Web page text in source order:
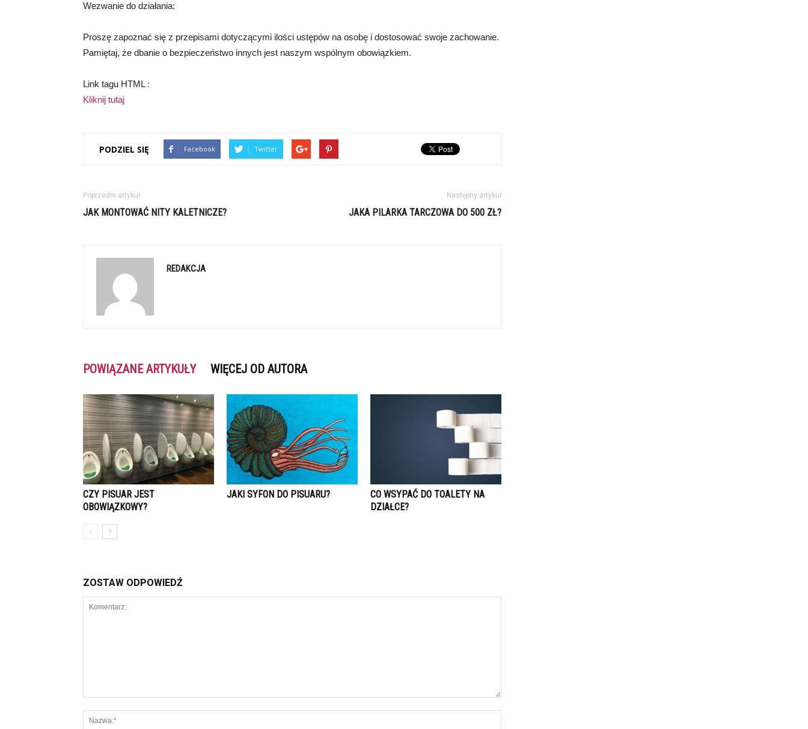
Wezwanie do działania:
Proszę zapoznać się z przepisami dotyczącymi ilości ustępów na osobę i dostosować swoje zachowanie.
Pamiętaj, że dbanie o bezpieczeństwo innych jest naszym wspólnym obowiązkiem.
Link tagu HTML :
Kliknij tutaj
PODZIEL SIĘ Facebook Twitter
Poprzedni artykuł
JAK MONTOWAĆ NITY KALETNICZE?
Następny artykuł
JAKA PILARKA TARCZOWA DO 500 ZŁ?
REDAKCJA
POWIĄZANE ARTYKUŁY WIĘCEJ OD AUTORA
CZY PISUAR JEST
OBOWIĄZKOWY?
JAKI SYFON DO PISUARU?
CO WSYPAĆ DO TOALETY NA
DZIAŁCE?
ZOSTAW ODPOWIEDŹ